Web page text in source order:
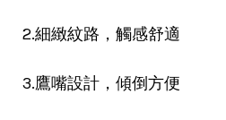
2.細緻紋路，觸感舒適
3.鷹嘴設計，傾倒方便